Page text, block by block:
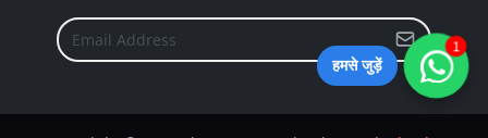
हमसे जुड़ें
1